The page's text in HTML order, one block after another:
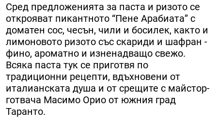
Сред предложенията за паста и ризото се
открояват пикантното “Пене Арабиата” с
доматен сос, чесън, чили и босилек, както и
лимоновото ризото със скариди и шафран -
фино, ароматно и изненадващо свежо.
Всяка паста тук се приготвя по
традиционни рецепти, вдъхновени от
италианската душа и от срещите с майстор-
готвача Масимо Орио от южния град
Таранто.